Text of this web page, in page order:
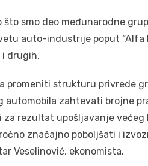
smo deo međunarodne
auto-industrije poput “Alfa
i drugih.
promeniti strukturu privrede
automobila zahtevati brojne
rezultat upošljavanje većeg
značajno poboljšati i
Veselinović, ekonomista.